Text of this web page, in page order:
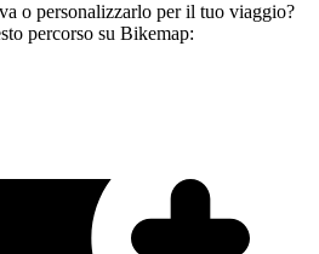
o personalizzarlo per il tuo viaggio?
percorso su Bikemap: